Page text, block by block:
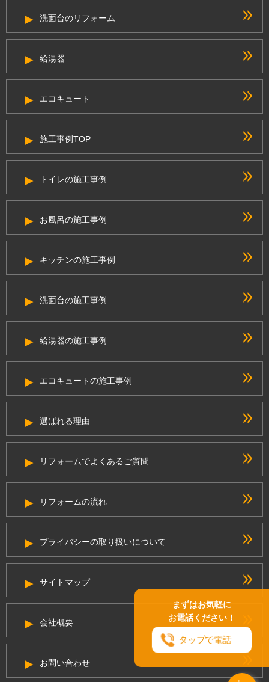
まずはお気軽に
お電話ください！
タップで電話
洗面台のリフォーム
給湯器
エコキュート
施工事例TOP
トイレの施工事例
お風呂の施工事例
キッチンの施工事例
洗面台の施工事例
給湯器の施工事例
エコキュートの施工事例
選ばれる理由
リフォームでよくあるご質問
リフォームの流れ
プライバシーの取り扱いについて
サイトマップ
会社概要
お問い合わせ